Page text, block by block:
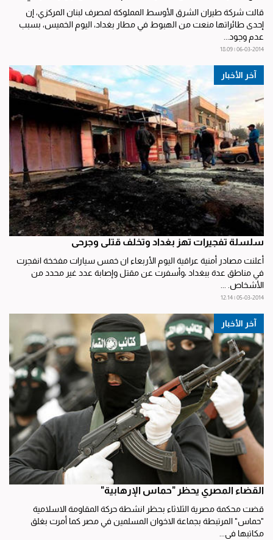
قالت شركة طيران الشرق الأوسط المملوكة لمصرف لبنان المركزي، إن
إحدى طائراتها منعت من الهبوط في مطار بغداد، اليوم الخميس، بسبب
عدم وجود...
06-03-2014 | 18:09
آخر الأخبار
سلسلة تفجيرات تهز بغداد وتخلف قتلى وجرحى
أعلنت مصادر أمنية عراقية اليوم الأربعاء ان خمس سيارات مفخخة انفجرت
في مناطق عدة ببغداد ،وأسفرت عن مقتل وإصابة عدد غير محدد من
الأشخاص. ...
05-03-2014 | 12:14
آخر الأخبار
القضاء المصري يحظر "حماس الإرهابية"
قضت محكمة مصرية الثلاثاء بحظر انشطة حركة المقاومة الاسلامية
"حماس" المرتبطة بجماعة الاخوان المسلمين في مصر كما أمرت بغلق
مكاتبها في...